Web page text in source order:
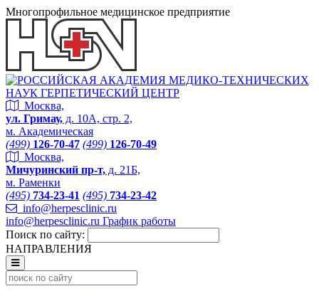
Многопрофильное медицинское предприятие
Москва,
ул. Гримау, д. 10А, стр. 2,
м. Академическая
(499) 126-70-47 (499) 126-70-49
Москва,
Мичуринский пр-т, д. 21Б,
м. Раменки
(495) 734-23-41 (495) 734-23-42
info@herpesclinic.ru
info@herpesclinic.ru График работы
Поиск по сайту:
НАПРАВЛЕНИЯ